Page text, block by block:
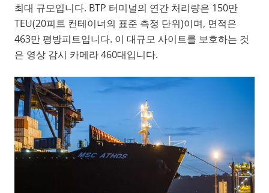
최대 규모입니다. BTP 터미널의 연간 처리량은 150만
TEU(20피트 컨테이너의 표준 측정 단위)이며, 면적은
463만 평방피트입니다. 이 대규모 사이트를 보호하는 것
은 영상 감시 카메라 460대입니다.